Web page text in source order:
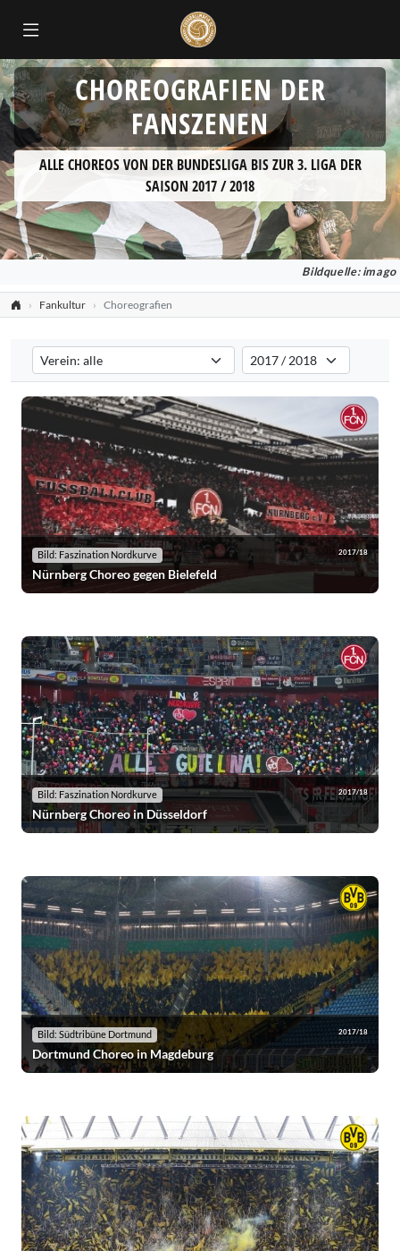
CHOREOGRAFIEN DER
FANSZENEN
ALLE CHOREOS VON DER BUNDESLIGA BIS ZUR 3. LIGA DER
SAISON 2017 / 2018
Bildquelle: imago
Fankultur Choreografien
Verein auswählen
Filtert die Choreografien nach dem ausgewählten Verein.
Saison auswählen
Filtert die Choreografien
Bild: Faszination Nordkurve 2017/18
Nürnberg Choreo gegen Bielefeld
Bild: Faszination Nordkurve 2017/18
Nürnberg Choreo in Düsseldorf
Bild: Südtribüne Dortmund 2017/18
Dortmund Choreo in Magdeburg